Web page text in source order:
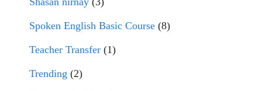
Spoken English Basic Course (8)
Teacher Transfer (1)
Trending (2)